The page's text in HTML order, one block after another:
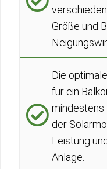
Größe und
Die
für ein
mindestens
der
Leistung
Anlage.